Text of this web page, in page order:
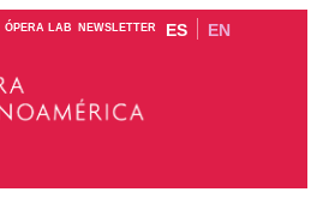
ÓPERA LAB NEWSLETTER ES EN